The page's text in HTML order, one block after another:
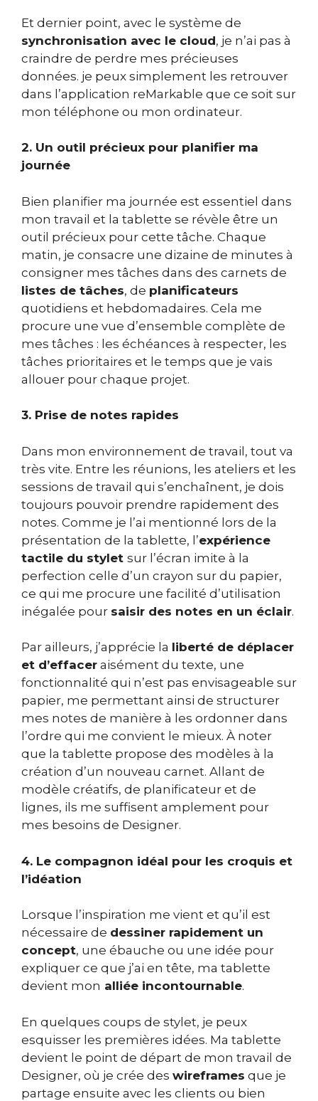
Et dernier point, avec le système de
synchronisation avec le cloud, je n’ai pas à
craindre de perdre mes précieuses
données. je peux simplement les retrouver
dans l’application reMarkable que ce soit sur
mon téléphone ou mon ordinateur.
2. Un outil précieux pour planifier ma
journée
Bien planifier ma journée est essentiel dans
mon travail et la tablette se révèle être un
outil précieux pour cette tâche. Chaque
matin, je consacre une dizaine de minutes à
consigner mes tâches dans des carnets de
listes de tâches, de planificateurs
quotidiens et hebdomadaires. Cela me
procure une vue d’ensemble complète de
mes tâches : les échéances à respecter, les
tâches prioritaires et le temps que je vais
allouer pour chaque projet.
3. Prise de notes rapides
Dans mon environnement de travail, tout va
très vite. Entre les réunions, les ateliers et les
sessions de travail qui s’enchaînent, je dois
toujours pouvoir prendre rapidement des
notes. Comme je l’ai mentionné lors de la
présentation de la tablette, l’expérience
tactile du stylet sur l’écran imite à la
perfection celle d’un crayon sur du papier,
ce qui me procure une facilité d’utilisation
inégalée pour saisir des notes en un éclair.
Par ailleurs, j’apprécie la liberté de déplacer
et d’effacer aisément du texte, une
fonctionnalité qui n’est pas envisageable sur
papier, me permettant ainsi de structurer
mes notes de manière à les ordonner dans
l’ordre qui me convient le mieux. À noter
que la tablette propose des modèles à la
création d’un nouveau carnet. Allant de
modèle créatifs, de planificateur et de
lignes, ils me suffisent amplement pour
mes besoins de Designer.
4. Le compagnon idéal pour les croquis et
l’idéation
Lorsque l’inspiration me vient et qu’il est
nécessaire de dessiner rapidement un
concept, une ébauche ou une idée pour
expliquer ce que j’ai en tête, ma tablette
devient mon alliée incontournable.
En quelques coups de stylet, je peux
esquisser les premières idées. Ma tablette
devient le point de départ de mon travail de
Designer, où je crée des wireframes que je
partage ensuite avec les clients ou bien